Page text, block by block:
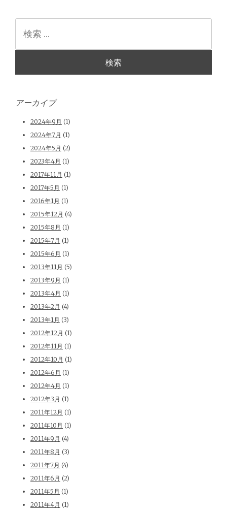
アーカイブ
2024年9月 (1)
2024年7月 (1)
2024年5月 (2)
2023年4月 (1)
2017年11月 (1)
2017年5月 (1)
2016年1月 (1)
2015年12月 (4)
2015年8月 (1)
2015年7月 (1)
2015年6月 (1)
2013年11月 (5)
2013年9月 (1)
2013年4月 (1)
2013年2月 (4)
2013年1月 (3)
2012年12月 (1)
2012年11月 (1)
2012年10月 (1)
2012年6月 (1)
2012年4月 (1)
2012年3月 (1)
2011年12月 (1)
2011年10月 (1)
2011年9月 (4)
2011年8月 (3)
2011年7月 (4)
2011年6月 (2)
2011年5月 (1)
2011年4月 (1)